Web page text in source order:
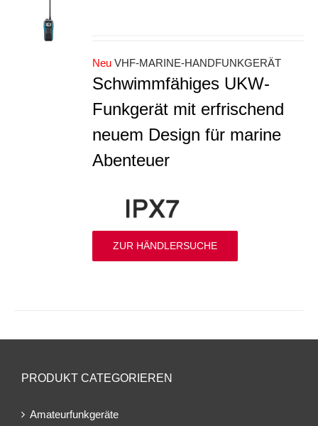
Neu VHF-MARINE-HANDFUNKGERÄT
Schwimmfähiges UKW-
Funkgerät mit erfrischend
neuem Design für marine
Abenteuer
ZUR HÄNDLERSUCHE
PRODUKT CATEGORIEREN
Amateurfunkgeräte